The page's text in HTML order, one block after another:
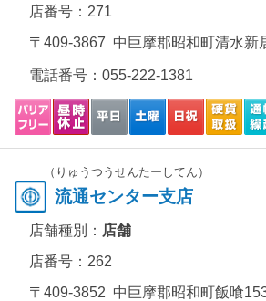
店番号：271
〒409-3867 中巨摩郡昭和町清水新
電話番号： 055-222-1381
（りゅうつうせんたーしてん）
流通センター支店
店舗種別： 店舗
店番号：262
〒409-3852 中巨摩郡昭和町飯喰